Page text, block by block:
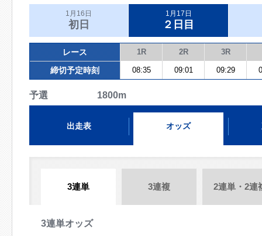
1月16日
初日
1月17日
２日目
レース 1R 2R 3R
締切予定時刻 08:35 09:01 09:29
予選 1800m
出走表 オッズ
3連単 3連複 2連単・2連
3連単オッズ